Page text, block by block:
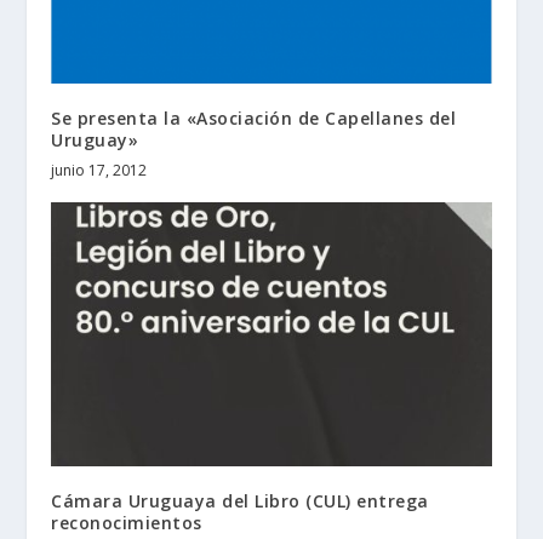
Se presenta la «Asociación de Capellanes del
Uruguay»
junio 17, 2012
Cámara Uruguaya del Libro (CUL) entrega
reconocimientos